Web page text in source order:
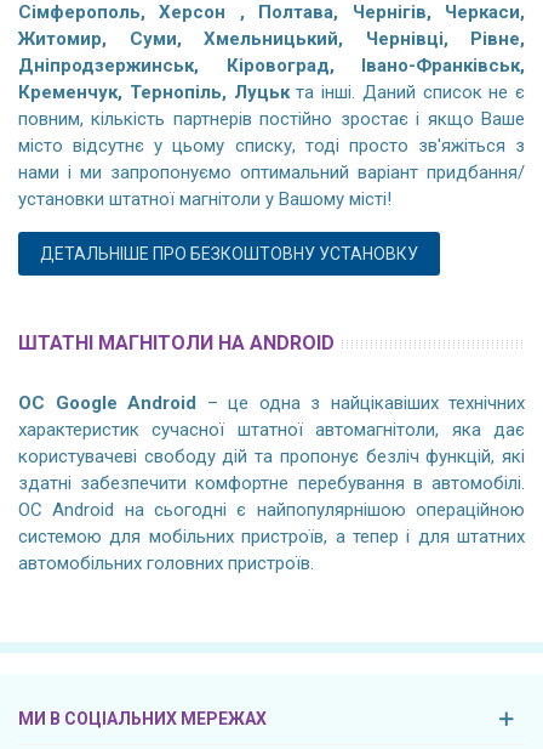
Сімферополь, Херсон , Полтава, Чернігів, Черкаси,
Житомир, Суми, Хмельницький, Чернівці, Рівне,
Дніпродзержинськ, Кіровоград, Івано-Франківськ,
Кременчук, Тернопіль, Луцькта інші. Даний список не є
повним, кількість партнерів постійно зростає і якщо Ваше
місто відсутнє у цьому списку, тоді просто зв'яжіться з
нами і ми запропонуємо оптимальний варіант придбання/
установки штатної магнітоли у Вашому місті!
ДЕТАЛЬНІШЕ ПРО БЕЗКОШТОВНУ УСТАНОВКУ
ШТАТНІ МАГНІТОЛИ НА ANDROID
ОС Google Android – це одна з найцікавіших технічних
характеристик сучасної штатної автомагнітоли, яка дає
користувачеві свободу дій та пропонує безліч функцій, які
здатні забезпечити комфортне перебування в автомобілі.
ОС Android на сьогодні є найпопулярнішою операційною
системою для мобільних пристроїв, а тепер і для штатних
автомобільних головних пристроїв.
МИ В СОЦІАЛЬНИХ МЕРЕЖАХ